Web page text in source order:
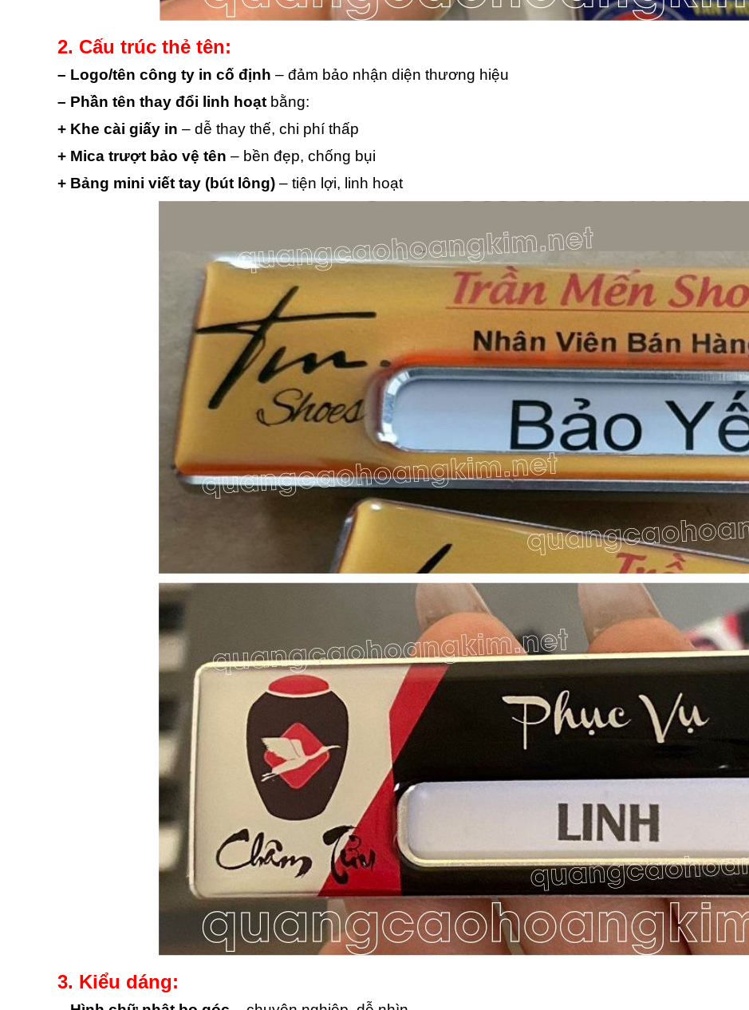
2. Cấu trúc thẻ tên:
– Logo/tên công ty in cố định – đảm bảo nhận diện thương hiệu
– Phần tên thay đổi linh hoạt bằng:
+ Khe cài giấy in – dễ thay thế, chi phí thấp
+ Mica trượt bảo vệ tên – bền đẹp, chống bụi
+ Bảng mini viết tay (bút lông) – tiện lợi, linh hoạt
3. Kiểu dáng: